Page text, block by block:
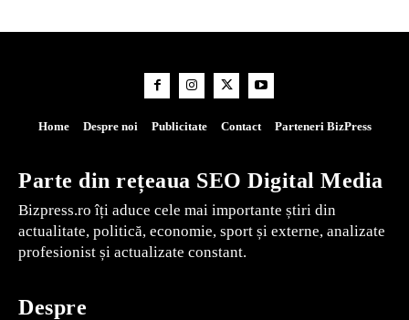
Home Despre noi Publicitate Contact Parteneri BizPress
Parte din rețeaua SEO Digital Media
Bizpress.ro îți aduce cele mai importante știri din
actualitate, politică, economie, sport și externe, analizate
profesionist și actualizate constant.
Despre